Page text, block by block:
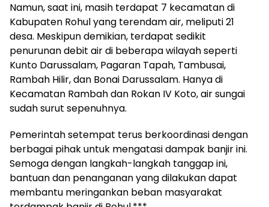
Namun, saat ini, masih terdapat 7 kecamatan di
Kabupaten Rohul yang terendam air, meliputi 21
desa. Meskipun demikian, terdapat sedikit
penurunan debit air di beberapa wilayah seperti
Kunto Darussalam, Pagaran Tapah, Tambusai,
Rambah Hilir, dan Bonai Darussalam. Hanya di
Kecamatan Rambah dan Rokan IV Koto, air sungai
sudah surut sepenuhnya.
Pemerintah setempat terus berkoordinasi dengan
berbagai pihak untuk mengatasi dampak banjir ini.
Semoga dengan langkah-langkah tanggap ini,
bantuan dan penanganan yang dilakukan dapat
membantu meringankan beban masyarakat